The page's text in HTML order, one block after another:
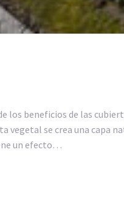
los beneficios de las
vegetal se crea una capa
un efecto…